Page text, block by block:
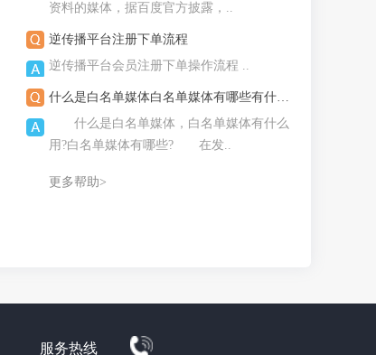
资料的媒体，据百度官方披露，..
逆传播平台注册下单流程
逆传播平台会员注册下单操作流程 ..
什么是白名单媒体白名单媒体有哪些有什么用？
什么是白名单媒体，白名单媒体有什么
用?白名单媒体有哪些? 在发..
更多帮助>
服务热线